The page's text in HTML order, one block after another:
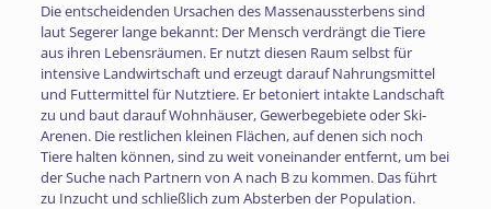
Die entscheidenden Ursachen des Massenaussterbens sind
laut Segerer lange bekannt: Der Mensch verdrängt die Tiere
aus ihren Lebensräumen. Er nutzt diesen Raum selbst für
intensive Landwirtschaft und erzeugt darauf Nahrungsmittel
und Futtermittel für Nutztiere. Er betoniert intakte Landschaft
zu und baut darauf Wohnhäuser, Gewerbegebiete oder Ski-
Arenen. Die restlichen kleinen Flächen, auf denen sich noch
Tiere halten können, sind zu weit voneinander entfernt, um bei
der Suche nach Partnern von A nach B zu kommen. Das führt
zu Inzucht und schließlich zum Absterben der Population.